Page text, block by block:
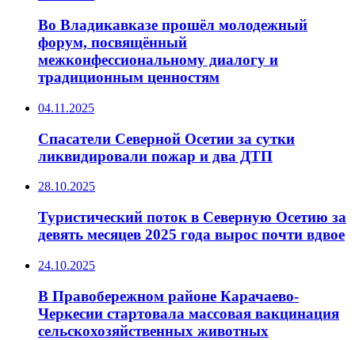
Во Владикавказе прошёл молодежный
форум, посвящённый
межконфессиональному диалогу и
традиционным ценностям
04.11.2025
Спасатели Северной Осетии за сутки
ликвидировали пожар и два ДТП
28.10.2025
Туристический поток в Северную Осетию за
девять месяцев 2025 года вырос почти вдвое
24.10.2025
В Правобережном районе Карачаево-
Черкесии стартовала массовая вакцинация
сельскохозяйственных животных